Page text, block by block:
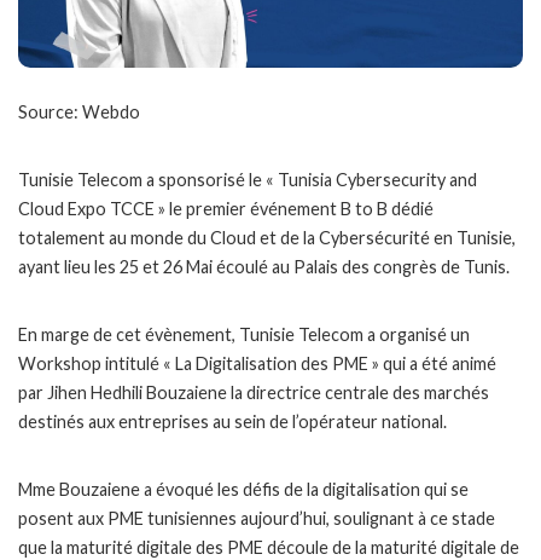
Source: Webdo
Tunisie Telecom a sponsorisé le « Tunisia Cybersecurity and
Cloud Expo TCCE » le premier événement B to B dédié
totalement au monde du Cloud et de la Cybersécurité en Tunisie,
ayant lieu les 25 et 26 Mai écoulé au Palais des congrès de Tunis.
En marge de cet évènement, Tunisie Telecom a organisé un
Workshop intitulé « La Digitalisation des PME » qui a été animé
par Jihen Hedhili Bouzaiene la directrice centrale des marchés
destinés aux entreprises au sein de l’opérateur national.
Mme Bouzaiene a évoqué les défis de la digitalisation qui se
posent aux PME tunisiennes aujourd’hui, soulignant à ce stade
que la maturité digitale des PME découle de la maturité digitale de